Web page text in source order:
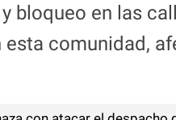
bloqueo en las
comunidad,